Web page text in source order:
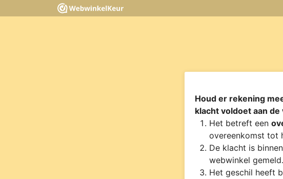
Houd er rekening
klacht voldoet aan
Het betreft een
overeenkomst tot
De klacht is binnen
webwinkel gemeld.
Het geschil heeft